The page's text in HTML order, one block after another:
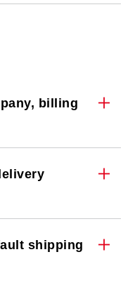
billing
shipping